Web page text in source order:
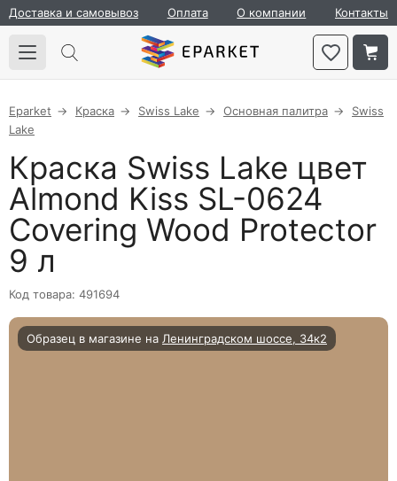
Доставка и самовывоз Оплата О компании Контакты
Eparket Краска Swiss Lake Основная палитра
Swiss
Lake
Краска Swiss Lake цвет
Almond Kiss SL-0624
Covering Wood Protector
9 л
Код товара: 491694
Образец в магазине на Ленинградском шоссе, 34к2